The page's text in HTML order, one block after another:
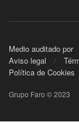
Medio auditado por
Aviso legal
Política de Cookies
Grupo Faro © 2023